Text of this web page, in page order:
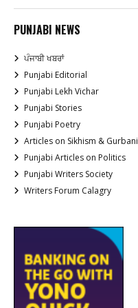
PUNJABI NEWS
ਪੰਜਾਬੀ ਖਬਰਾਂ
Punjabi Editorial
Punjabi Lekh Vichar
Punjabi Stories
Punjabi Poetry
Articles on Sikhism & Gurbani
Punjabi Articles on Politics
Punjabi Writers Society
Writers Forum Calagry